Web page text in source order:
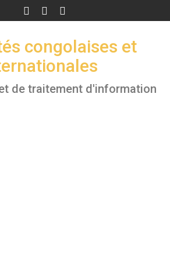
congolaises et
de traitement d'information